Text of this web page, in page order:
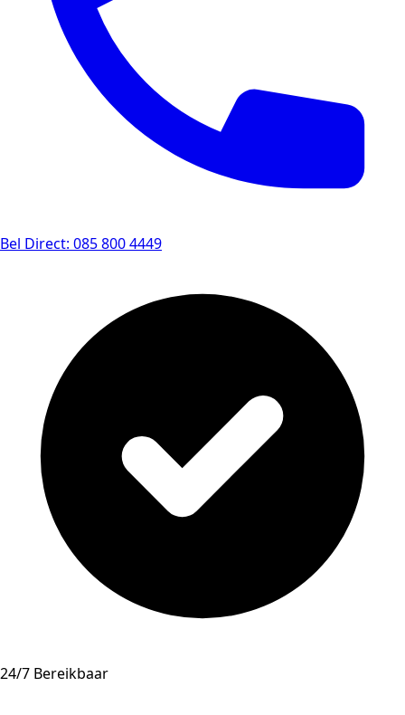
Bel Direct: 085 800 4449
24/7 Bereikbaar